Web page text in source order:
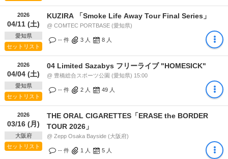
2026
04/11 (土)
愛知県
セットリスト
KUZIRA 「Smoke Life Away Tour Final Series」
@ COMTEC PORTBASE (愛知県)
-- 件 3 人 8 人
2026
04/04 (土)
愛知県
セットリスト
04 Limited Sazabys フリーライブ "HOMESICK"
@ 豊橋総合スポーツ公園 (愛知県) 15:00
-- 件 2 人 49 人
2026
03/16 (月)
大阪府
セットリスト
THE ORAL CIGARETTES「ERASE the BORDER
TOUR 2026」
@ Zepp Osaka Bayside (大阪府)
-- 件 1 人 5 人